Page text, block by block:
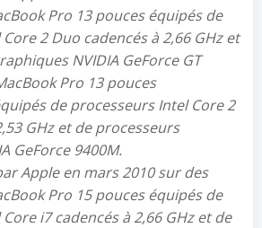
Pro 13 pouces équipés de
2 Duo cadencés à 2,66 GHz et
NVIDIA GeForce GT
Pro 13 pouces
de processeurs Intel Core 2
GHz et de processeurs
GeForce 9400M.
Apple en mars 2010 sur des
Pro 15 pouces équipés de
i7 cadencés à 2,66 GHz et de